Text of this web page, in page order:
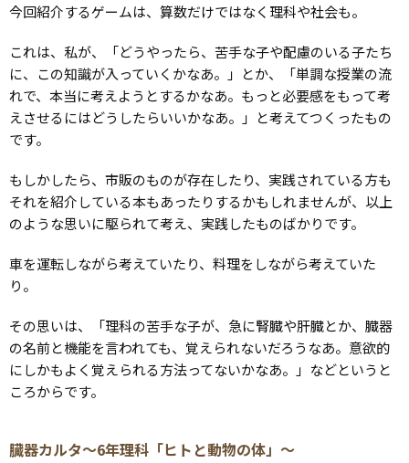
今回紹介するゲームは、算数だけではなく理科や社会も。
これは、私が、「どうやったら、苦手な子や配慮のいる子たち
に、この知識が入っていくかなあ。」とか、「単調な授業の流
れで、本当に考えようとするかなあ。もっと必要感をもって考
えさせるにはどうしたらいいかなあ。」と考えてつくったもの
です。
もしかしたら、市販のものが存在したり、実践されている方も
それを紹介している本もあったりするかもしれませんが、以上
のような思いに駆られて考え、実践したものばかりです。
車を運転しながら考えていたり、料理をしながら考えていた
り。
その思いは、「理科の苦手な子が、急に腎臓や肝臓とか、臓器
の名前と機能を言われても、覚えられないだろうなあ。意欲的
にしかもよく覚えられる方法ってないかなあ。」などというと
ころからです。
臓器カルタ～6年理科「ヒトと動物の体」～